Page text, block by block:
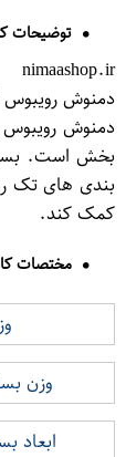
توضیحات
nimaashop.ir
دمنوش رویبوس
دمنوش رویبوس
بندی های تک
کمک کند.
مختصات
وزن
ابعاد